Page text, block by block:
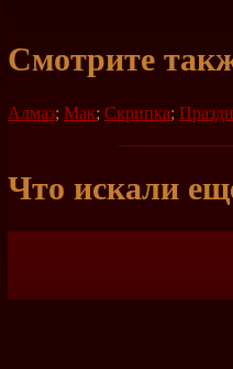
Смотрите
Алмаз; Мак; Скрипка;
Что искали